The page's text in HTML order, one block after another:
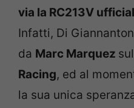
via la RC213V
Infatti, Di
da Marc Marquez
Racing, ed al
la sua unica